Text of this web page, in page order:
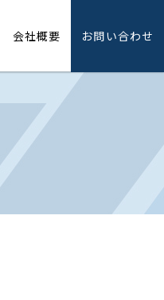
会社概要 お問い合わせ